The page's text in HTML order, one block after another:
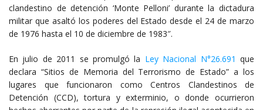
clandestino de detención ‘Monte Pelloni’ durante la dictadura
militar que asaltó los poderes del Estado desde el 24 de marzo
de 1976 hasta el 10 de diciembre de 1983″.
En julio de 2011 se promulgó la Ley Nacional N°26.691 que
declara “Sitios de Memoria del Terrorismo de Estado” a los
lugares que funcionaron como Centros Clandestinos de
Detención (CCD), tortura y exterminio, o donde ocurrieron